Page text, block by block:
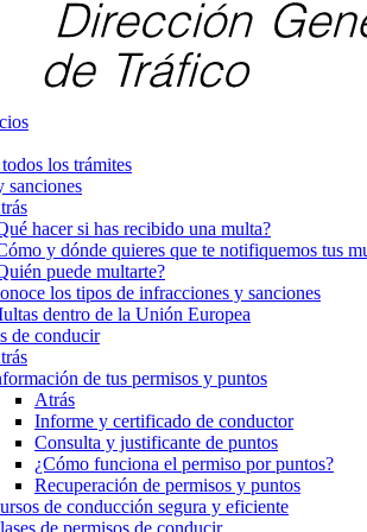
los trámites
sanciones
hacer si has recibido una multa?
y dónde quieres que te notifiquemos tus
puede multarte?
los tipos de infracciones y sanciones
dentro de la Unión Europea
de conducir
de tus permisos y puntos
Atrás
Informe y certificado de conductor
Consulta y justificante de puntos
¿Cómo funciona el permiso por puntos?
Recuperación de permisos y puntos
de conducción segura y eficiente